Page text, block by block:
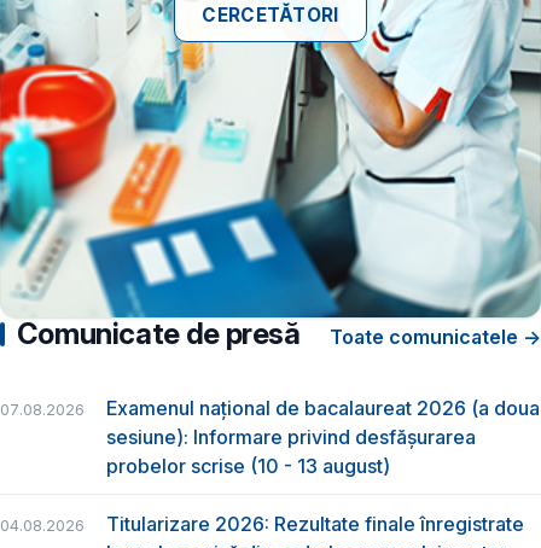
CERCETĂTORI
Comunicate de presă Toate comunicatele →
07.08.2026
Examenul național de bacalaureat 2026 (a doua
sesiune): Informare privind desfășurarea
probelor scrise (10 - 13 august)
04.08.2026
Titularizare 2026: Rezultate finale înregistrate